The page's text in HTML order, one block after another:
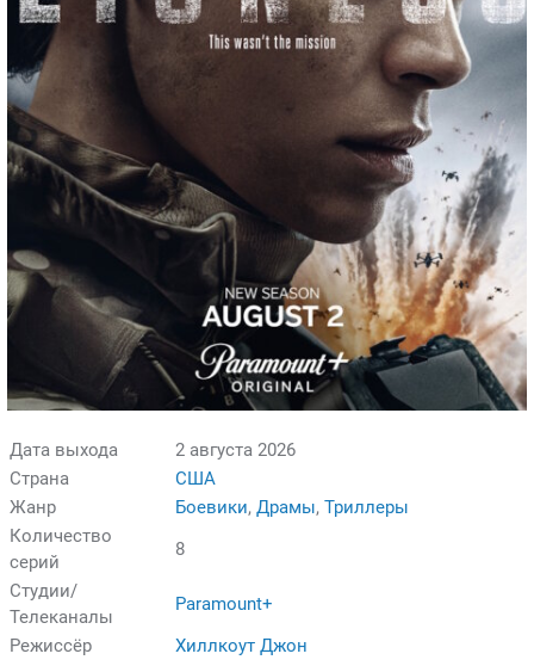
Дата выхода
2 августа 2026
Страна
США
Жанр
Боевики, Драмы, Триллеры
Количество
серий
8
Студии/
Телеканалы
Paramount+
Режиссёр
Хиллкоут Джон